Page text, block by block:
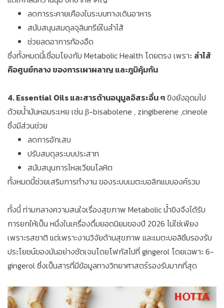
ลดการระคายเคืองในระบบทางเดินอาหาร
สนับสนุนสมดุลจุลินทรีย์ในลำไส้
ช่วยลดอาการท้องอืด
ซึ่งทั้งหมดนี้เชื่อมโยงกับ Metabolic Health โดยตรง เพราะ ลำไส้
คือศูนย์กลาง ของการเผาผลาญ และภูมิคุ้มกัน
4. Essential Oils และสารต้านอนุมูลอิสระอื่น ๆขิงยังอุดมไป
ด้วยน้ำมันหอมระเหย เช่น β-bisabolene , zingiberene ,cineole
ซึ่งมีส่วนช่วย
ลดการอักเสบ
ปรับสมดุลระบบประสาท
สนับสนุนการไหลเวียนโลหิต
ทั้งหมดนี้ช่วยเสริมการทำงาน ของระบบเมตะบอลิกแบบองค์รวม
ทั้งนี้ ท่ามกลางความสนใจเรื่องสุขภาพ Metabolic น้ำขิงจึงได้รับ
การยกให้เป็น หนึ่งในเครื่องดื่มยอดนิยมของปี 2026 ไม่ใช่เพียง
เพราะรสชาติ แต่เพราะงานวิจัยด้านสุขภาพ และเมตะบอลิซึมรองรับ
ประโยชน์ของมันอย่างชัดเจนโดยโฟกัสไปที่ gingerol โดยเฉพาะ 6-
gingerol ซึ่งเป็นสารที่มีข้อมูลทางวิทยาศาสตร์รองรับมากที่สุด